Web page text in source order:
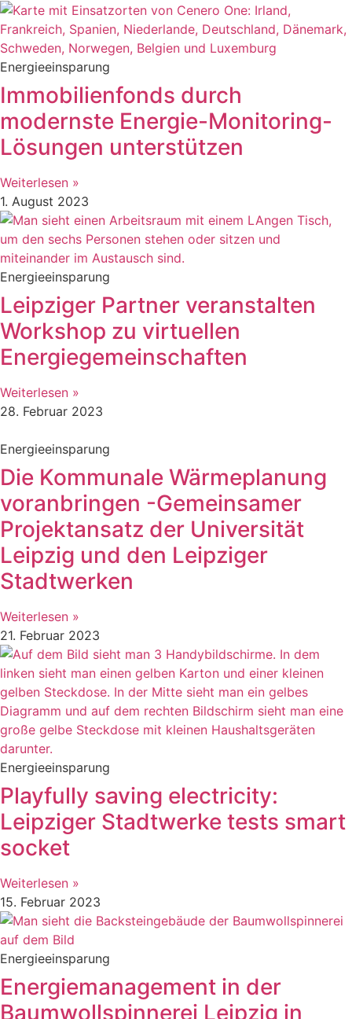
Energieeinsparung
Immobilienfonds durch
modernste Energie-Monitoring-
Lösungen unterstützen
Weiterlesen »
1. August 2023
Energieeinsparung
Leipziger Partner veranstalten
Workshop zu virtuellen
Energiegemeinschaften
Weiterlesen »
28. Februar 2023
Energieeinsparung
Die Kommunale Wärmeplanung
voranbringen -Gemeinsamer
Projektansatz der Universität
Leipzig und den Leipziger
Stadtwerken
Weiterlesen »
21. Februar 2023
Energieeinsparung
Playfully saving electricity:
Leipziger Stadtwerke tests smart
socket
Weiterlesen »
15. Februar 2023
Energieeinsparung
Energiemanagement in der
Baumwollspinnerei Leipzig in